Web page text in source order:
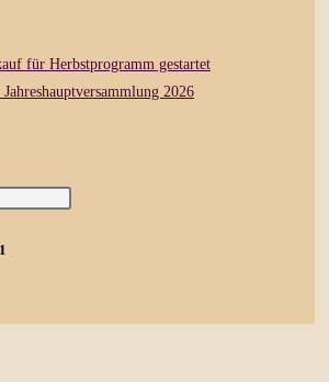
für Herbstprogramm gestartet
2026